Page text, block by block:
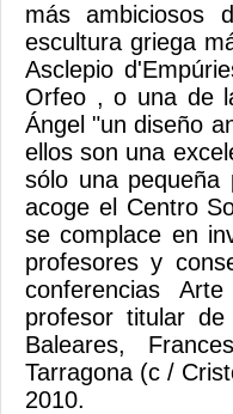
más ambiciosos
escultura griega
Asclepio
Orfeo , o una de
Ángel "un diseño
ellos son una
sólo una
acoge el Centro
se complace en
profesores y
conferencias
profesor titular
Baleares,
Tarragona (c /
2010.